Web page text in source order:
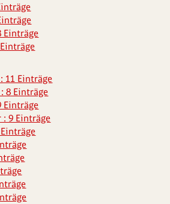
Einträge
11 Einträge
8 Einträge
Einträge
: 9 Einträge